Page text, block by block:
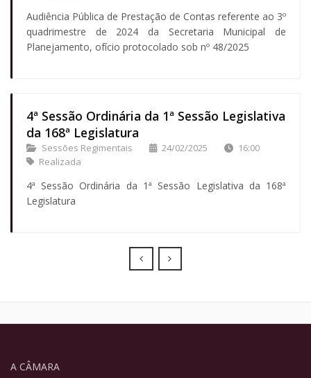
Audiência Pública de Prestação de Contas referente ao 3º
quadrimestre de 2024 da Secretaria Municipal de
Planejamento, ofício protocolado sob nº 48/2025
4ª Sessão Ordinária da 1ª Sessão Legislativa
da 168ª Legislatura
Sessões Regimentais 24/02/2025
16:00
Realizada
4ª Sessão Ordinária da 1ª Sessão Legislativa da 168ª
Legislatura
Prev Next
A CÂMARA